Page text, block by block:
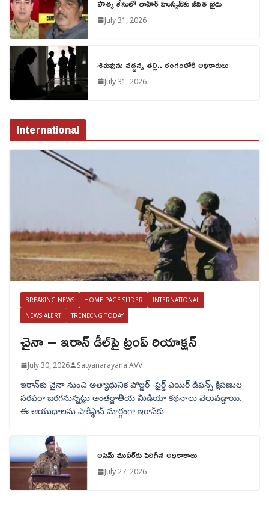
July 31, 2026
శిశువును వద్దన్న తల్లి.. రంగంలోకి అధికారులు
July 31, 2026
International
BREAKING NEWS HOME PAGE SLIDER
INTERNATIONAL
NEWS ALERT
TRENDING TODAY
చైనా – ఇరాన్ డీల్‌పై ట్రంప్ రియాక్షన్
July 30, 2026 Satyanarayana AVV
ఇరాన్‌కు చైనా నుంచి అత్యాధునిక షోల్డర్‌ -ఫైర్డ్ ఎయిర్ డిఫెన్స్ క్షిపణుల
సరఫరా జరగనున్నట్లు అంతర్జాతీయ మీడియా కథనాలు వెలువడ్డాయి.
ఈ ఆయుధాలను పాకిస్థాన్‌ మార్గంగా ఇరాన్‌కు
అసిమ్ మునీర్‌కు పెరిగిన అధికారాలు
July 27, 2026